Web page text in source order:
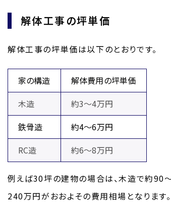
解体工事の坪単価
解体工事の坪単価は以下のとおりです。
家の構造
解体費用の坪単価
木造
約3～4万円
鉄骨造
約4～6万円
RC造
約6～8万円
例えば30坪の建物の場合は、木造で約90
240万円がおおよその費用相場となります